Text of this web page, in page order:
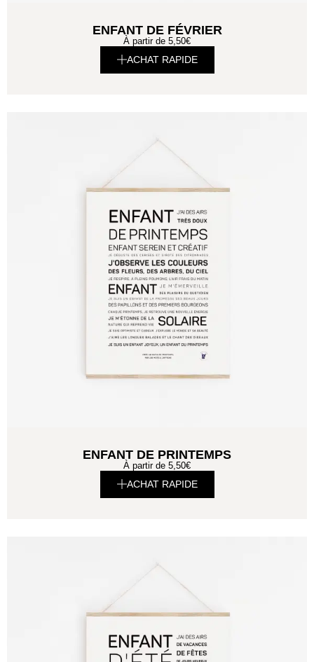
ENFANT DE FÉVRIER
À partir de 5,50€
ACHAT RAPIDE
ENFANT DE PRINTEMPS
À partir de 5,50€
ACHAT RAPIDE